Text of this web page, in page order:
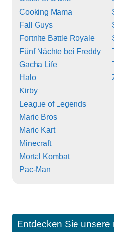
Cooking Mama
Fall Guys
Fortnite Battle Royale
Fünf Nächte bei Freddy
Gacha Life
Halo
Kirby
League of Legends
Mario Bros
Mario Kart
Minecraft
Mortal Kombat
Pac-Man
Entdecken Sie unsere